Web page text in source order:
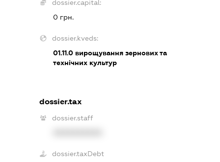
dossier.capital:
0 грн.
dossier.kveds:
01.11.0 вирощування зернових та
технічних культур
dossier.tax
dossier.staff
dossier.taxDebt